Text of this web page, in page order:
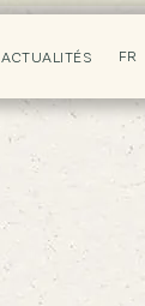
ACTUALITÉS FR
FR